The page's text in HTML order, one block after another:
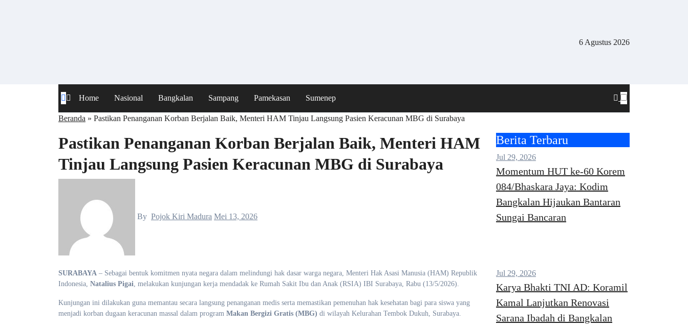
6 Agustus 2026
Home Nasional Bangkalan Sampang Pamekasan Sumenep
Beranda » Pastikan Penanganan Korban Berjalan Baik, Menteri HAM Tinjau Langsung Pasien Keracunan MBG di Surabaya
Pastikan Penanganan Korban Berjalan Baik, Menteri HAM
Tinjau Langsung Pasien Keracunan MBG di Surabaya
By Pojok Kiri Madura Mei 13, 2026
SURABAYA – Sebagai bentuk komitmen nyata negara dalam melindungi hak dasar warga negara, Menteri Hak Asasi Manusia (HAM) Republik
Indonesia, Natalius Pigai, melakukan kunjungan kerja mendadak ke Rumah Sakit Ibu dan Anak (RSIA) IBI Surabaya, Rabu (13/5/2026).
​Kunjungan ini dilakukan guna memantau secara langsung penanganan medis serta memastikan pemenuhan hak kesehatan bagi para siswa yang
menjadi korban dugaan keracunan massal dalam program Makan Bergizi Gratis (MBG) di wilayah Kelurahan Tembok Dukuh, Surabaya.
Berita Terbaru
Jul 29, 2026
Momentum HUT ke-60 Korem
084/Bhaskara Jaya: Kodim
Bangkalan Hijaukan Bantaran
Sungai Bancaran
Jul 29, 2026
Karya Bhakti TNI AD: Koramil
Kamal Lanjutkan Renovasi
Sarana Ibadah di Bangkalan